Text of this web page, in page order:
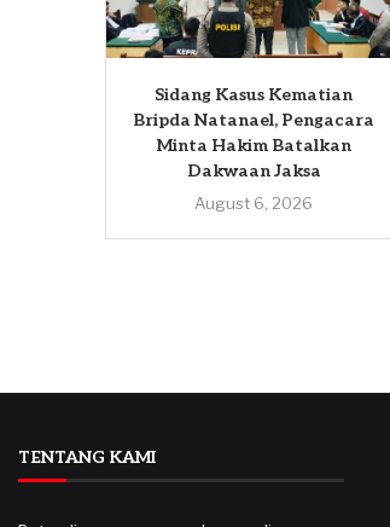
Sidang Kasus Kematian
Bripda Natanael, Pengacara
Minta Hakim Batalkan
Dakwaan Jaksa
August 6, 2026
TENTANG KAMI